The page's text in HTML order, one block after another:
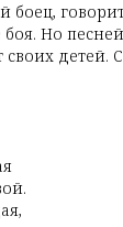
Но
детей.